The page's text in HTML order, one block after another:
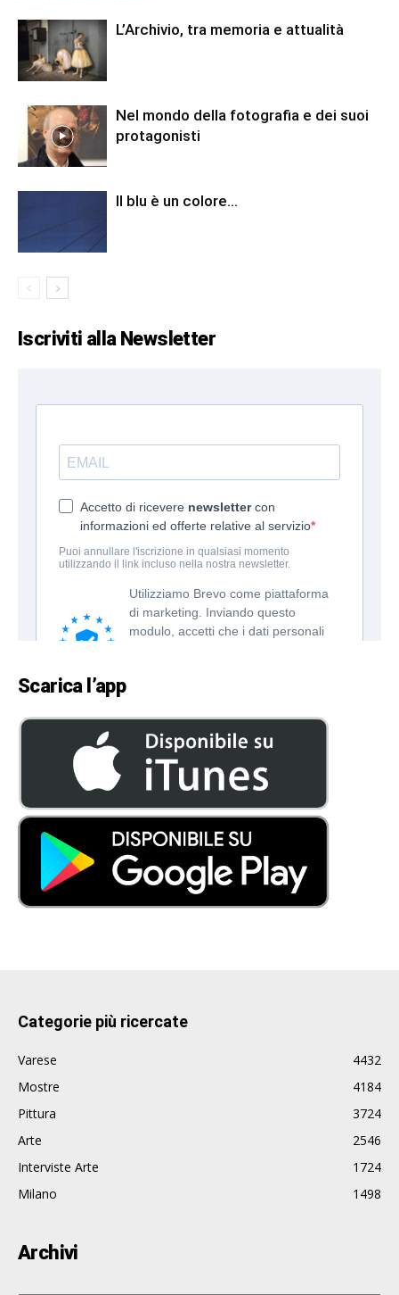
L’Archivio, tra memoria e attualità
Nel mondo della fotografia e dei suoi
protagonisti
Il blu è un colore…
Iscriviti alla Newsletter
Scarica l’app
Categorie più ricercate
Varese
4432
Mostre
4184
Pittura
3724
Arte
2546
Interviste Arte
1724
Milano
1498
Archivi
Archivi